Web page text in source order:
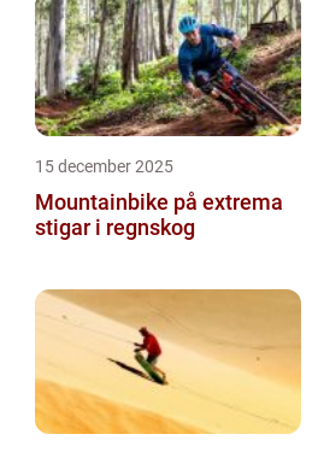
15 december 2025
Mountainbike på extrema
stigar i regnskog